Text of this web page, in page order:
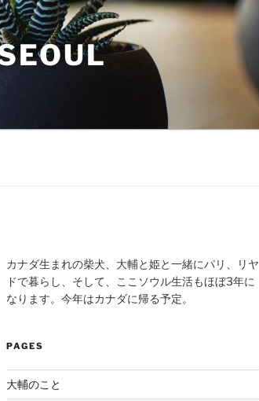
カナダ生まれの柴犬、大輔と姫と一緒にパリ、リヤ
ドで暮らし、そして、ここソウル生活もほぼ3年に
なります。今年はカナダに帰る予定。
PAGES
大輔のこと